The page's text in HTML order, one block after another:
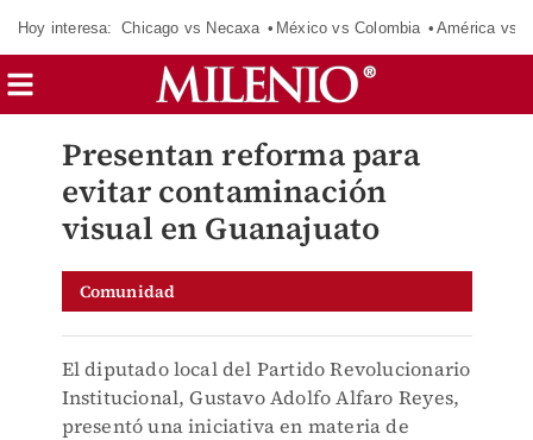
Hoy interesa: Chicago vs Necaxa México vs Colombia América vs
Presentan reforma para
evitar contaminación
visual en Guanajuato
Comunidad
El diputado local del Partido Revolucionario
Institucional, Gustavo Adolfo Alfaro Reyes,
presentó una iniciativa en materia de